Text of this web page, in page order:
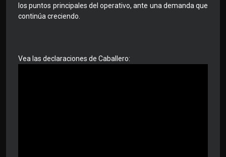
los puntos principales del operativo, ante una demanda que
continúa creciendo.
Vea las declaraciones de Caballero: